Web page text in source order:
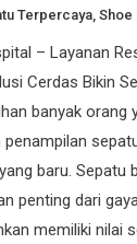
Terpercaya,Shoe
– Layanan
Cerdas Bikin
banyak orang
baru. Sepatu
penting dari
memiliki nilai